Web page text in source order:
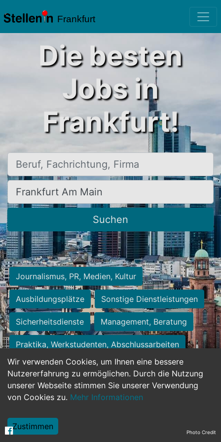
Frankfurt
Wir verwenden Cookies, um Ihnen eine bessere
Nutzererfahrung zu ermöglichen. Durch die Nutzung
unserer Webseite stimmen Sie unserer Verwendung
von Cookies zu. Mehr Informationen
Zustimmen
Die besten
Jobs in
Frankfurt!
Beruf, Fachrichtung, Firma
Ort, Stadt
Suchen
Journalismus, PR, Medien, Kultur
Ausbildungsplätze Sonstige Dienstleistungen
Sicherheitsdienste Management, Beratung
Praktika, Werkstudenten, Abschlussarbeiten
Personalwesen Assistenz, Sekretariat
Hilfskräfte, Aushilfs- und Nebenjobs
Weiterbildung, Studium, duale Ausbildung Photo Credit